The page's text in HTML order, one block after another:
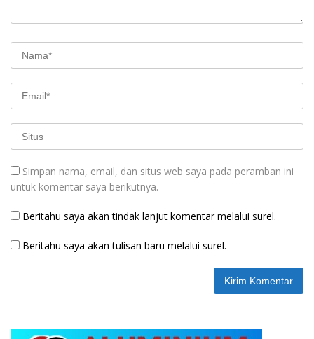
Simpan nama, email, dan situs web saya pada peramban ini
untuk komentar saya berikutnya.
Beritahu saya akan tindak lanjut komentar melalui surel.
Beritahu saya akan tulisan baru melalui surel.